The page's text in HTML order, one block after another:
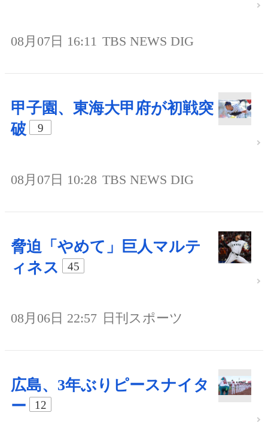
08月07日 16:11 TBS NEWS DIG
甲子園、東海大甲府が初戦突
破
9
08月07日 10:28 TBS NEWS DIG
脅迫「やめて」巨人マルテ
ィネス
45
08月06日 22:57 日刊スポーツ
広島、3年ぶりピースナイタ
ー
12